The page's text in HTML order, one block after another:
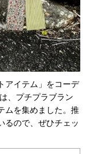
アイテム」をコーデ
、プチプラブラン
ムを集めました。推
るので、ぜひチェッ